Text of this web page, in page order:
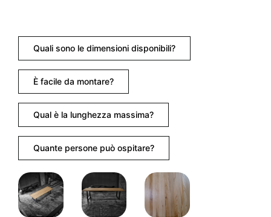
Quali sono le dimensioni disponibili?
È facile da montare?
Qual è la lunghezza massima?
Quante persone può ospitare?